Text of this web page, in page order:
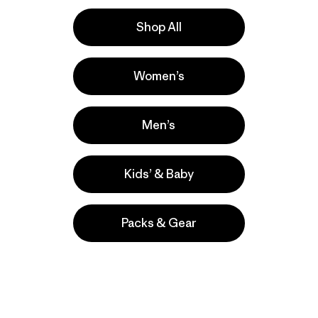
Compara
Shop All
Women’s
Men’s
Kids’ & Baby
Packs & Gear